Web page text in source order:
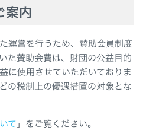
案内
運営を行うため、賛助会員制度
た賛助会費は、財団の公益目的
に使用させていただいておりま
の税制上の優遇措置の対象とな
て 」をご覧ください。